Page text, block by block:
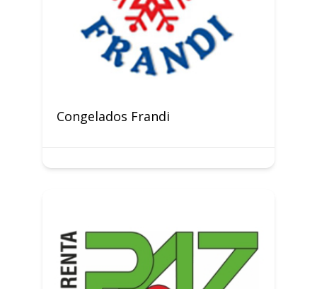
Congelados Frandi